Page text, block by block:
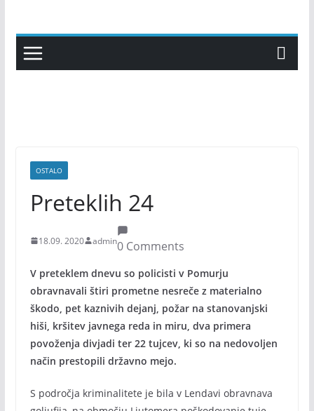
content
OSTALO
Preteklih 24
18.09. 2020 admin0 Comments
V preteklem dnevu so policisti v Pomurju
obravnavali štiri prometne nesreče z materialno
škodo, pet kaznivih dejanj, požar na stanovanjski
hiši, kršitev javnega reda in miru, dva primera
povoženja divjadi ter 22 tujcev, ki so na nedovoljen
način prestopili državno mejo.
S področja kriminalitete je bila v Lendavi obravnava